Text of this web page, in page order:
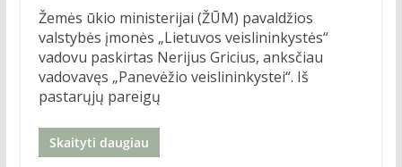
Žemės ūkio ministerijai (ŽŪM) pavaldžios
valstybės įmonės „Lietuvos veislininkystės“
vadovu paskirtas Nerijus Gricius, anksčiau
vadovavęs „Panevėžio veislininkystei“. Iš
pastarųjų pareigų
Skaityti daugiau